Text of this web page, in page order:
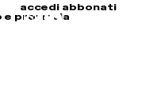
accedi abbonati
e provincia